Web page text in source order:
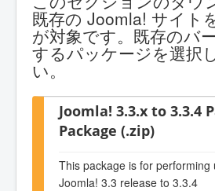
既存の Joomla! サイト
が対象です。既存のバ
するパッケージを選択
い。
Joomla! 3.3.x to 3.3.4
Package (.zip)
This package is for performing
Joomla! 3.3 release to 3.3.4